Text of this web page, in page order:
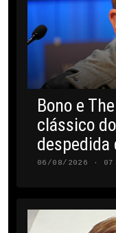
Bono e
clássico
despedida
06/08/2026 ·